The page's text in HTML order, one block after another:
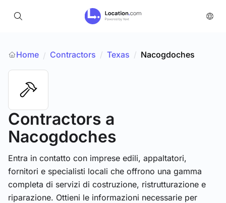
Home / Contractors / Texas / Nacogdoches
Contractors a
Nacogdoches
Entra in contatto con imprese edili, appaltatori,
fornitori e specialisti locali che offrono una gamma
completa di servizi di costruzione, ristrutturazione e
riparazione. Ottieni le informazioni necessarie per